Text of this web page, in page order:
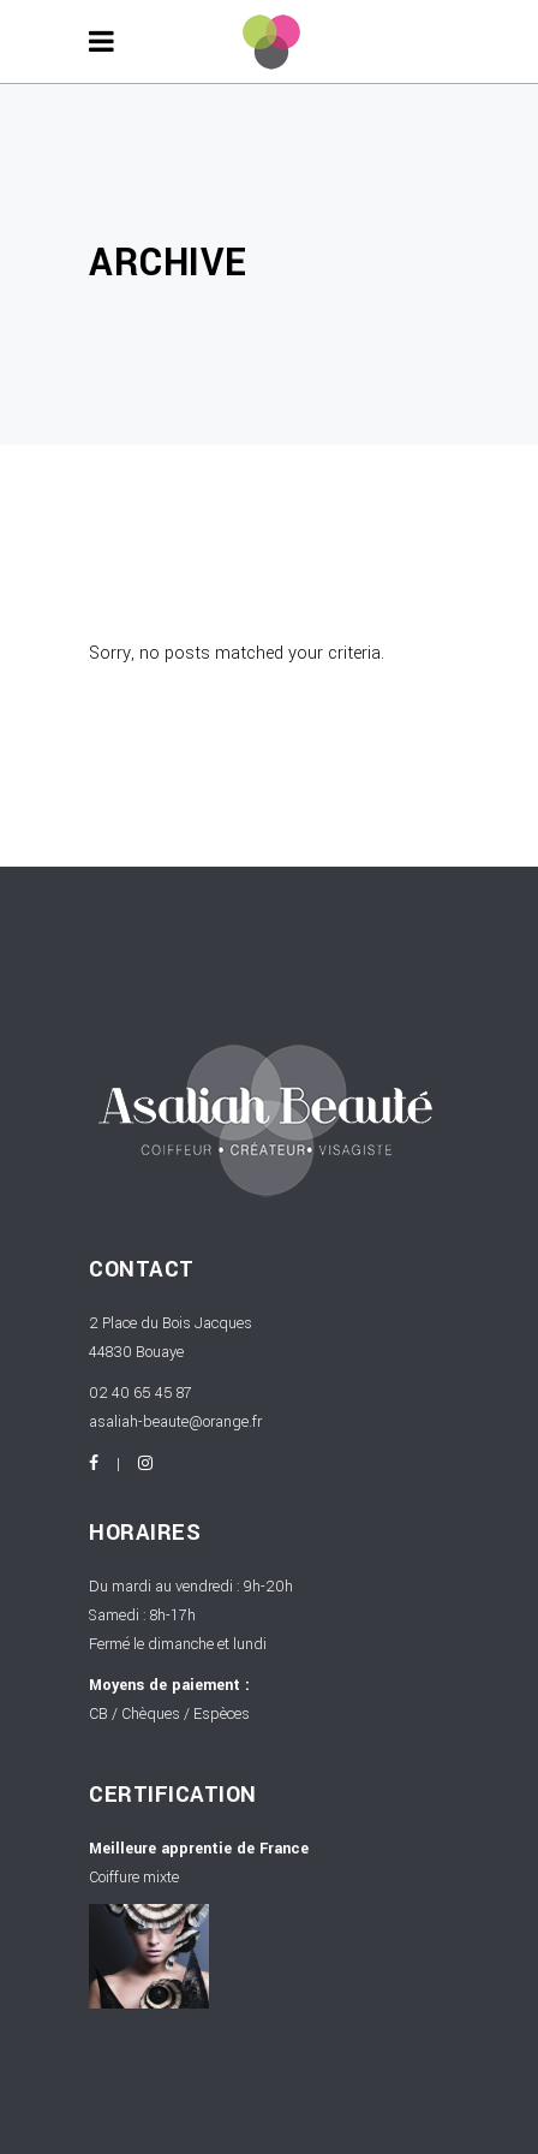
ARCHIVE
Sorry, no posts matched your criteria.
CONTACT
2 Place du Bois Jacques
44830 Bouaye
02 40 65 45 87
asaliah-beaute@orange.fr
HORAIRES
Du mardi au vendredi : 9h-20h
Samedi : 8h-17h
Fermé le dimanche et lundi
Moyens de paiement :
CB / Chèques / Espèces
CERTIFICATION
Meilleure apprentie de France
Coiffure mixte